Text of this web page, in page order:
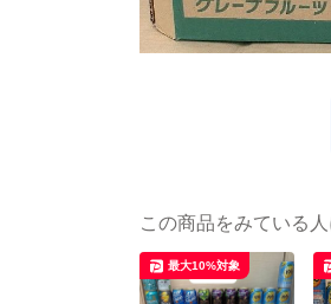
この商品をみている
最大10%対象